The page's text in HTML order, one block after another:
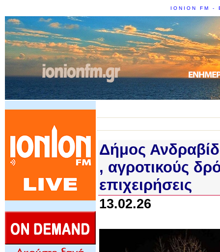
IONION FM -
Δήμος
, αγροτικούς
επιχειρήσεις
13.02.26